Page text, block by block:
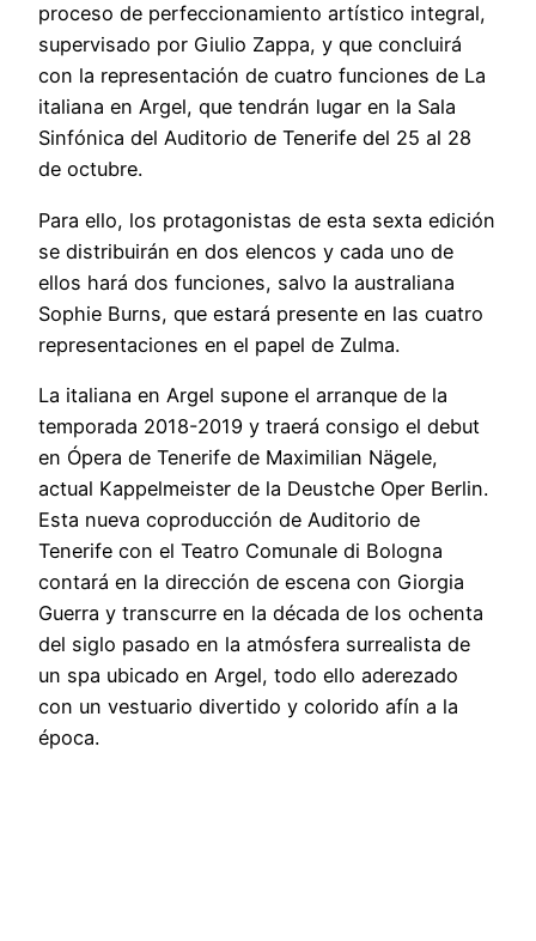
proceso de perfeccionamiento artístico integral,
supervisado por Giulio Zappa, y que concluirá
con la representación de cuatro funciones de La
italiana en Argel, que tendrán lugar en la Sala
Sinfónica del Auditorio de Tenerife del 25 al 28
de octubre.
Para ello, los protagonistas de esta sexta edición
se distribuirán en dos elencos y cada uno de
ellos hará dos funciones, salvo la australiana
Sophie Burns, que estará presente en las cuatro
representaciones en el papel de Zulma.
La italiana en Argel supone el arranque de la
temporada 2018-2019 y traerá consigo el debut
en Ópera de Tenerife de Maximilian Nägele,
actual Kappelmeister de la Deustche Oper Berlin.
Esta nueva coproducción de Auditorio de
Tenerife con el Teatro Comunale di Bologna
contará en la dirección de escena con Giorgia
Guerra y transcurre en la década de los ochenta
del siglo pasado en la atmósfera surrealista de
un spa ubicado en Argel, todo ello aderezado
con un vestuario divertido y colorido afín a la
época.